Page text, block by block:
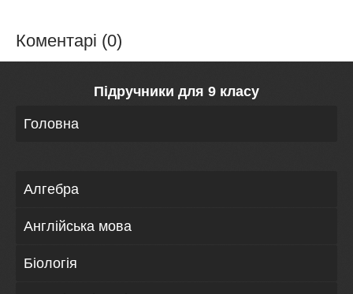
Коментарі (0)
Підручники для 9 класу
Головна
Алгебра
Англійська мова
Біологія